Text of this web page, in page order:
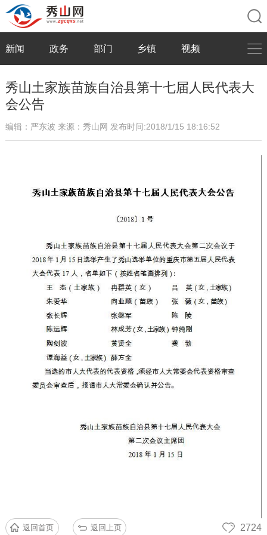
新闻 政务 部门 乡镇 视频
秀山土家族苗族自治县第十七届人民代表大
会公告
编辑：严东波 来源：秀山网 发布时间:2018/1/15 18:16:52
返回首页 返回上页 2724